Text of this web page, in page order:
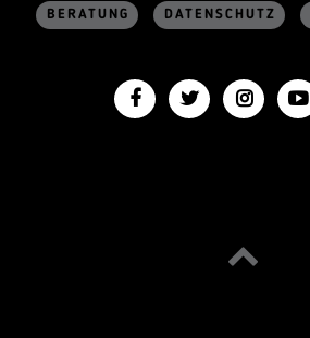
BERATUNG DATENSCHUTZ